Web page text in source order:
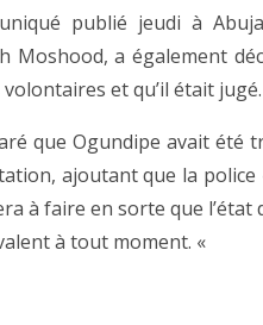
publié jeudi à
Moshood, a également
et qu’il était jugé.
que Ogundipe avait été
ajoutant que la
à faire en sorte que
à tout moment. «